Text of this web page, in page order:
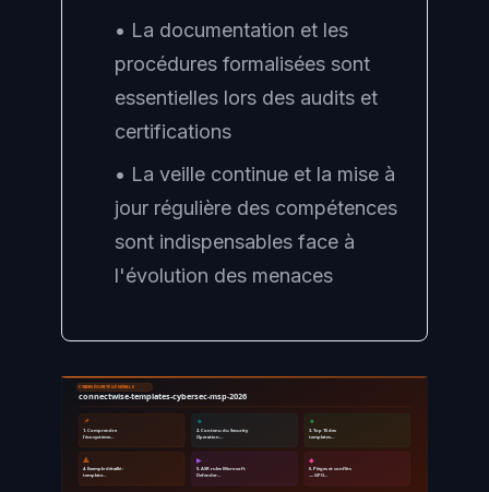
• La documentation et les
procédures formalisées sont
essentielles lors des audits et
certifications
• La veille continue et la mise à
jour régulière des compétences
sont indispensables face à
l'évolution des menaces
CYBERSÉCURITÉ GÉNÉRALE
connectwise-templates-cybersec-msp-2026
📌
1. Comprendre
l'écosystème…
🔹
2. Contenu du Security
Operation…
🔸
3. Top 15 des
templates…
🔺
4. Exemple détaillé :
template…
▶
5. ASR rules Microsoft
Defender…
◆
6. Pièges et conflits
— GPO…